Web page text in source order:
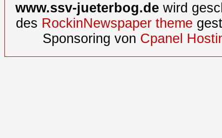
www.ssv-jueterbog.de wird
des RockinNewspaper theme
Sponsoring von Cpanel